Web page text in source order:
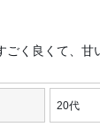
く良くて、甘
20代